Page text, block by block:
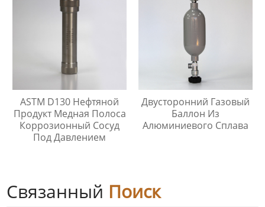
ASTM D130 Нефтяной
Продукт Медная Полоса
Коррозионный Сосуд
Под Давлением
Двусторонний Газовый
Баллон Из
Алюминиевого Сплава
Связанный Поиск